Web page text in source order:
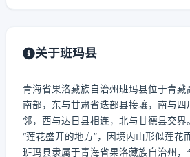
关于班玛县
青海省果洛藏族自治州班玛县位于青
南部，东与甘肃省迭部县接壤，南与
邻，西与达日县相连，北与甘德县交
“莲花盛开的地方”，因境内山形似莲花
班玛县隶属于青海省果洛藏族自治州，